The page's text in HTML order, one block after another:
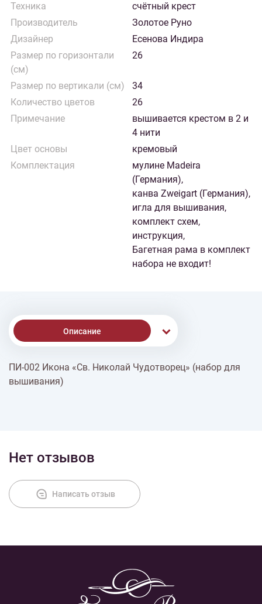
Техника
счётный крест
Производитель
Золотое Руно
Дизайнер
Есенова Индира
Размер по горизонтали
(см)
26
Размер по вертикали (см)
34
Количество цветов
26
Примечание
вышивается крестом в 2 и
4 нити
Цвет основы
кремовый
Комплектация
мулине Madeira
(Германия),
канва Zweigart (Германия),
игла для вышивания,
комплект схем,
инструкция,
Багетная рама в комплект
набора не входит!
Описание
Доставка
ПИ-002 Икона «Св. Николай Чудотворец» (набор для
вышивания)
Нет отзывов
Написать отзыв